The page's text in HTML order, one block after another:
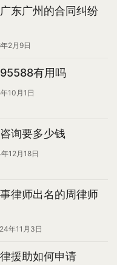
东广州的合同纠纷
2月9日
有用吗
10月1日
询要多少钱
12月18日
律师出名的周律师
年11月3日
援助如何申请